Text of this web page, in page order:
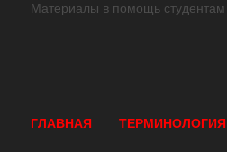
Материалы в помощь студентам
ГЛАВНАЯ ТЕРМИНОЛОГИЯ